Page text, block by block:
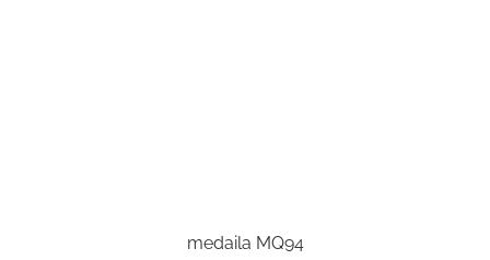
medaila MQ94